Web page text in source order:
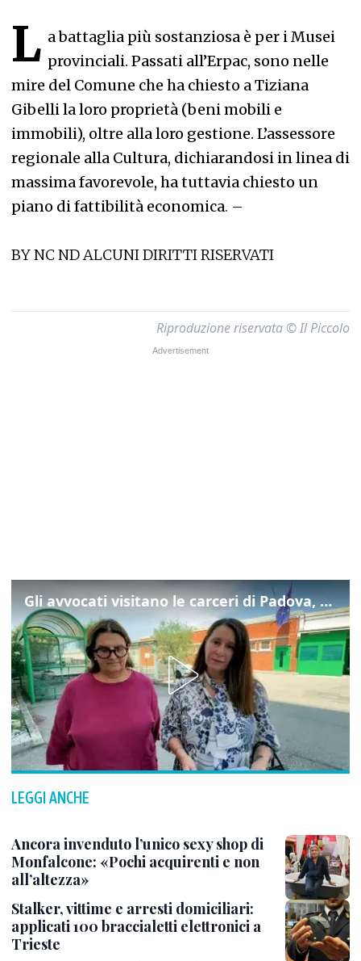
L a battaglia più sostanziosa è per i Musei
provinciali. Passati all’Erpac, sono nelle
mire del Comune che ha chiesto a Tiziana
Gibelli la loro proprietà (beni mobili e
immobili), oltre alla loro gestione. L’assessore
regionale alla Cultura, dichiarandosi in linea di
massima favorevole, ha tuttavia chiesto un
piano di fattibilità economica. –
BY NC ND ALCUNI DIRITTI RISERVATI
Riproduzione riservata © Il Piccolo
Gli avvocati visitano le carceri di Padova, ecco cosa hanno trovato
LEGGI ANCHE
Ancora invenduto l’unico sexy shop di
Monfalcone: «Pochi acquirenti e non
all’altezza»
Stalker, vittime e arresti domiciliari:
applicati 100 braccialetti elettronici a
Trieste